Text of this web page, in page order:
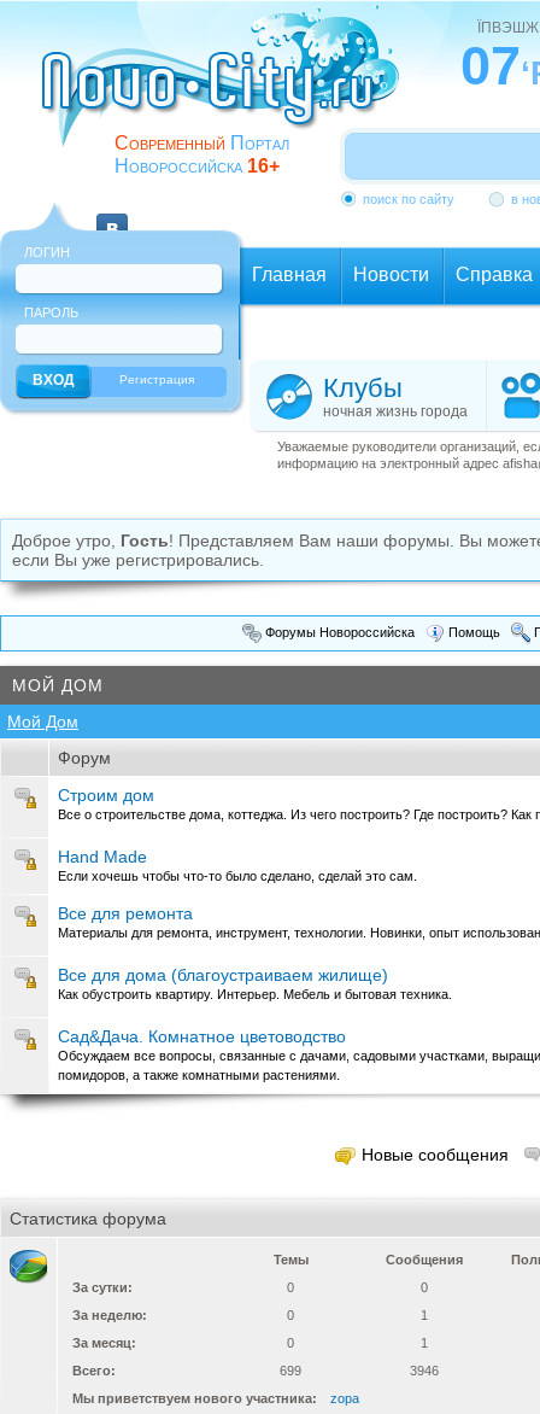
Современный Портал
Новороссийска 16+
07
поиск по сайту в
ЛОГИН
ПАРОЛЬ
Регистрация
Главная Новости Справка
Клубы
ночная жизнь города
Уважаемые руководители организаций,
информацию на электронный адрес
Доброе утро, Гость! Представляем Вам наши форумы. Вы
если Вы уже регистрировались.
Форумы Новороссийска Помощь
МОЙ ДОМ
Мой Дом
Форум
Строим дом
Все о строительстве дома, коттеджа. Из чего построить? Где построить? Как
Hand Made
Если хочешь чтобы что-то было сделано, сделай это сам.
Все для ремонта
Материалы для ремонта, инструмент, технологии. Новинки, опыт
Все для дома (благоустраиваем жилище)
Как обустроить квартиру. Интерьер. Мебель и бытовая техника.
Сад&Дача. Комнатное цветоводство
Обсуждаем все вопросы, связанные с дачами, садовыми участками,
помидоров, а также комнатными растениями.
Новые сообщения
Статистика форума
Темы Сообщения
За сутки:
0
0
За неделю:
0
1
За месяц:
0
1
Всего:
699
3946
Мы приветствуем нового участника:
zopa